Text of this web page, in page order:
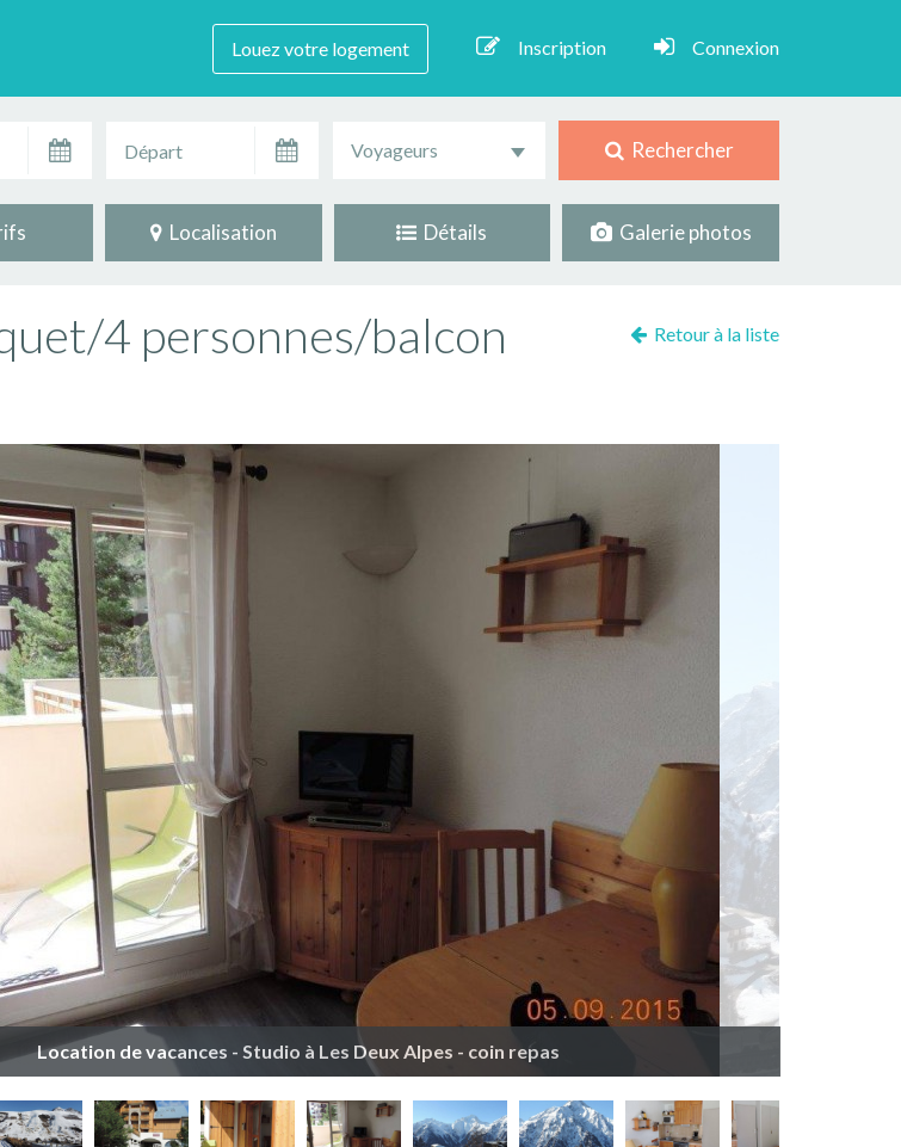
Louez votre logement Inscription Connexion
Voyageurs Rechercher
Localisation Détails Galerie photos
4 personnes/balcon
Retour à la liste
Location de vacances - Studio à Les Deux Alpes - coin repas